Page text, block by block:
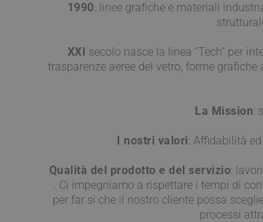
1990: linee grafiche e materiali
XXI secolo nasce la linea “Tech” per
trasparenze aeree del vetro, forme
La Mission:
I nostri valori: Affidabilità
Qualità del prodotto e del servizio:
. Ci impegniamo a rispettare i tempi di
per far si che il nostro cliente possa
processi